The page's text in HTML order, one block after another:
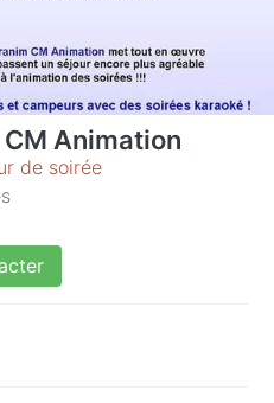
Animation
de soirée